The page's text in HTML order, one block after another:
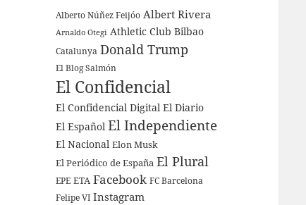
Alberto Núñez Feijóo Albert Rivera
Arnaldo Otegi Athletic Club Bilbao
Catalunya Donald Trump
El Blog Salmón
El Confidencial
El Confidencial Digital El Diario
El Español El Independiente
El Nacional Elon Musk
El Periódico de España El Plural
EPE ETA Facebook FC Barcelona
Felipe VI Instagram